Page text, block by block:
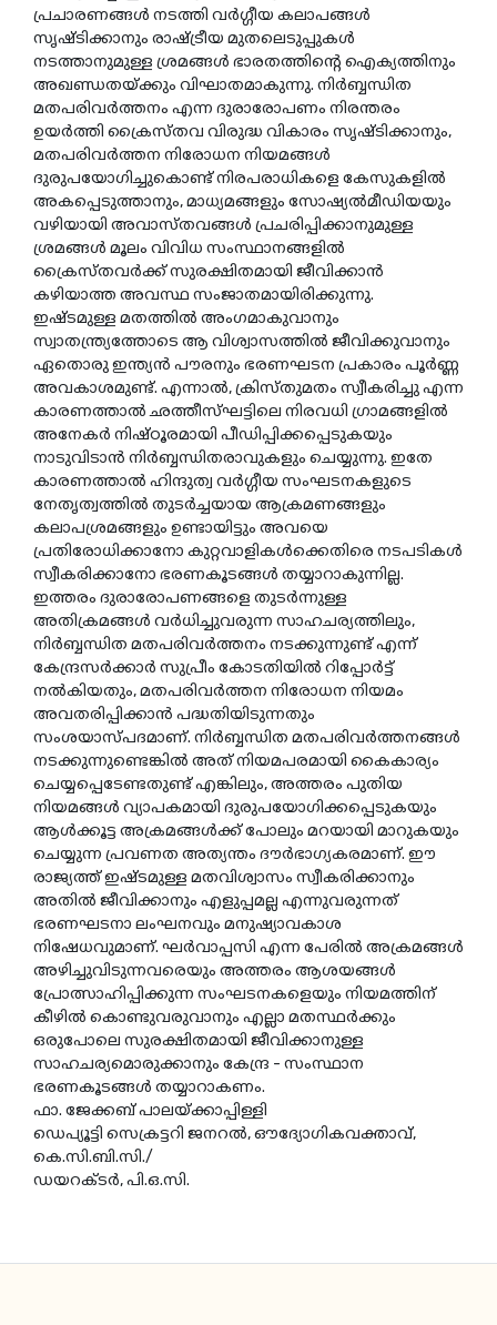
പ്രചാരണങ്ങള് നടത്തി വര്ഗ്ഗീയ കലാപങ്ങള്
സൃഷ്ടിക്കാനും രാഷ്ട്രീയ മുതലെടുപ്പുകള്
നടത്താനുമുള്ള ശ്രമങ്ങള് ഭാരതത്തിന്റെ ഐക്യത്തിനും
അഖണ്ഡതയ്ക്കും വിഘാതമാകുന്നു. നിര്ബ്ബന്ധിത
മതപരിവര്ത്തനം എന്ന ദുരാരോപണം നിരന്തരം
ഉയര്ത്തി ക്രൈസ്തവ വിരുദ്ധ വികാരം സൃഷ്ടിക്കാനും,
മതപരിവര്ത്തന നിരോധന നിയമങ്ങള്
ദുരുപയോഗിച്ചുകൊണ്ട് നിരപരാധികളെ കേസുകളില്
അകപ്പെടുത്താനും, മാധ്യമങ്ങളും സോഷ്യല്മീഡിയയും
വഴിയായി അവാസ്തവങ്ങള് പ്രചരിപ്പിക്കാനുമുള്ള
ശ്രമങ്ങള് മൂലം വിവിധ സംസ്ഥാനങ്ങളില്
ക്രൈസ്തവര്ക്ക് സുരക്ഷിതമായി ജീവിക്കാന്
കഴിയാത്ത അവസ്ഥ സംജാതമായിരിക്കുന്നു.
ഇഷ്ടമുള്ള മതത്തില് അംഗമാകുവാനും
സ്വാതന്ത്ര്യത്തോടെ ആ വിശ്വാസത്തില് ജീവിക്കുവാനും
ഏതൊരു ഇന്ത്യന് പൗരനും ഭരണഘടന പ്രകാരം പൂര്ണ്ണ
അവകാശമുണ്ട്. എന്നാല്, ക്രിസ്തുമതം സ്വീകരിച്ചു എന്ന
കാരണത്താല്ഛത്തീസ്ഘട്ടിലെ നിരവധി ഗ്രാമങ്ങളില്
അനേകര് നിഷ്ഠൂരമായി പീഡിപ്പിക്കപ്പെടുകയും
നാടുവിടാന് നിര്ബ്ബന്ധിതരാവുകളും ചെയ്യുന്നു. ഇതേ
കാരണത്താല് ഹിന്ദുത്വ വര്ഗ്ഗീയ സംഘടനകളുടെ
നേതൃത്വത്തില് തുടര്ച്ചയായ ആക്രമണങ്ങളും
കലാപശ്രമങ്ങളും ഉണ്ടായിട്ടും അവയെ
പ്രതിരോധിക്കാനോ കുറ്റവാളികള്ക്കെതിരെ നടപടികള്
സ്വീകരിക്കാനോ ഭരണകൂടങ്ങള് തയ്യാറാകുന്നില്ല.
ഇത്തരം ദുരാരോപണങ്ങളെ തുടര്ന്നുള്ള
അതിക്രമങ്ങള് വര്ധിച്ചുവരുന്ന സാഹചര്യത്തിലും,
നിര്ബ്ബന്ധിത മതപരിവര്ത്തനം നടക്കുന്നുണ്ട് എന്ന്
കേന്ദ്രസര്ക്കാര് സുപ്രീം കോടതിയില് റിപ്പോര്ട്ട്
നല്കിയതും, മതപരിവര്ത്തന നിരോധന നിയമം
അവതരിപ്പിക്കാന് പദ്ധതിയിടുന്നതും
സംശയാസ്പദമാണ്. നിര്ബ്ബന്ധിത മതപരിവര്ത്തനങ്ങള്
നടക്കുന്നുണ്ടെങ്കില് അത് നിയമപരമായി കൈകാര്യം
ചെയ്യപ്പെടേണ്ടതുണ്ട് എങ്കിലും, അത്തരം പുതിയ
നിയമങ്ങള് വ്യാപകമായി ദുരുപയോഗിക്കപ്പെടുകയും
ആള്ക്കൂട്ട അക്രമങ്ങള്ക്ക് പോലും മറയായി മാറുകയും
ചെയ്യുന്ന പ്രവണത അത്യന്തം ദൗര്ഭാഗ്യകരമാണ്. ഈ
രാജ്യത്ത് ഇഷ്ടമുള്ള മതവിശ്വാസം സ്വീകരിക്കാനും
അതില് ജീവിക്കാനും എളുപ്പമല്ല എന്നുവരുന്നത്
ഭരണഘടനാ ലംഘനവും മനുഷ്യാവകാശ
നിഷേധവുമാണ്. ഘര്വാപ്പസി എന്ന പേരില് അക്രമങ്ങള്
അഴിച്ചുവിടുന്നവരെയും അത്തരം ആശയങ്ങള്
പ്രോത്സാഹിപ്പിക്കുന്ന സംഘടനകളെയും നിയമത്തിന്
കീഴില് കൊണ്ടുവരുവാനും എല്ലാ മതസ്ഥര്ക്കും
ഒരുപോലെ സുരക്ഷിതമായി ജീവിക്കാനുള്ള
സാഹചര്യമൊരുക്കാനും കേന്ദ്ര - സംസ്ഥാന
ഭരണകൂടങ്ങള് തയ്യാറാകണം.
ഫാ. ജേക്കബ് പാലയ്ക്കാപ്പിള്ളി
ഡെപ്യൂട്ടി സെക്രട്ടറി ജനറല്, ഔദ്യോഗികവക്താവ്,
കെ.സി.ബി.സി./
ഡയറക്ടര്, പി.ഒ.സി.